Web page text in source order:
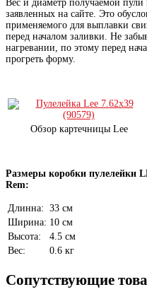
Вес и диаметр получаемой пули
заявленных на сайте. Это
применяемого для выплавки
перед началом заливки. Не
нагревании, по этому перед
прогреть форму.
Обзор картечницы Lee
Размеры коробки пулелейки
Rem:
Длинна: 33 см
Ширина: 10 см
Высота:
4.5 см
Вес:
0.6 кг
Сопутствующие